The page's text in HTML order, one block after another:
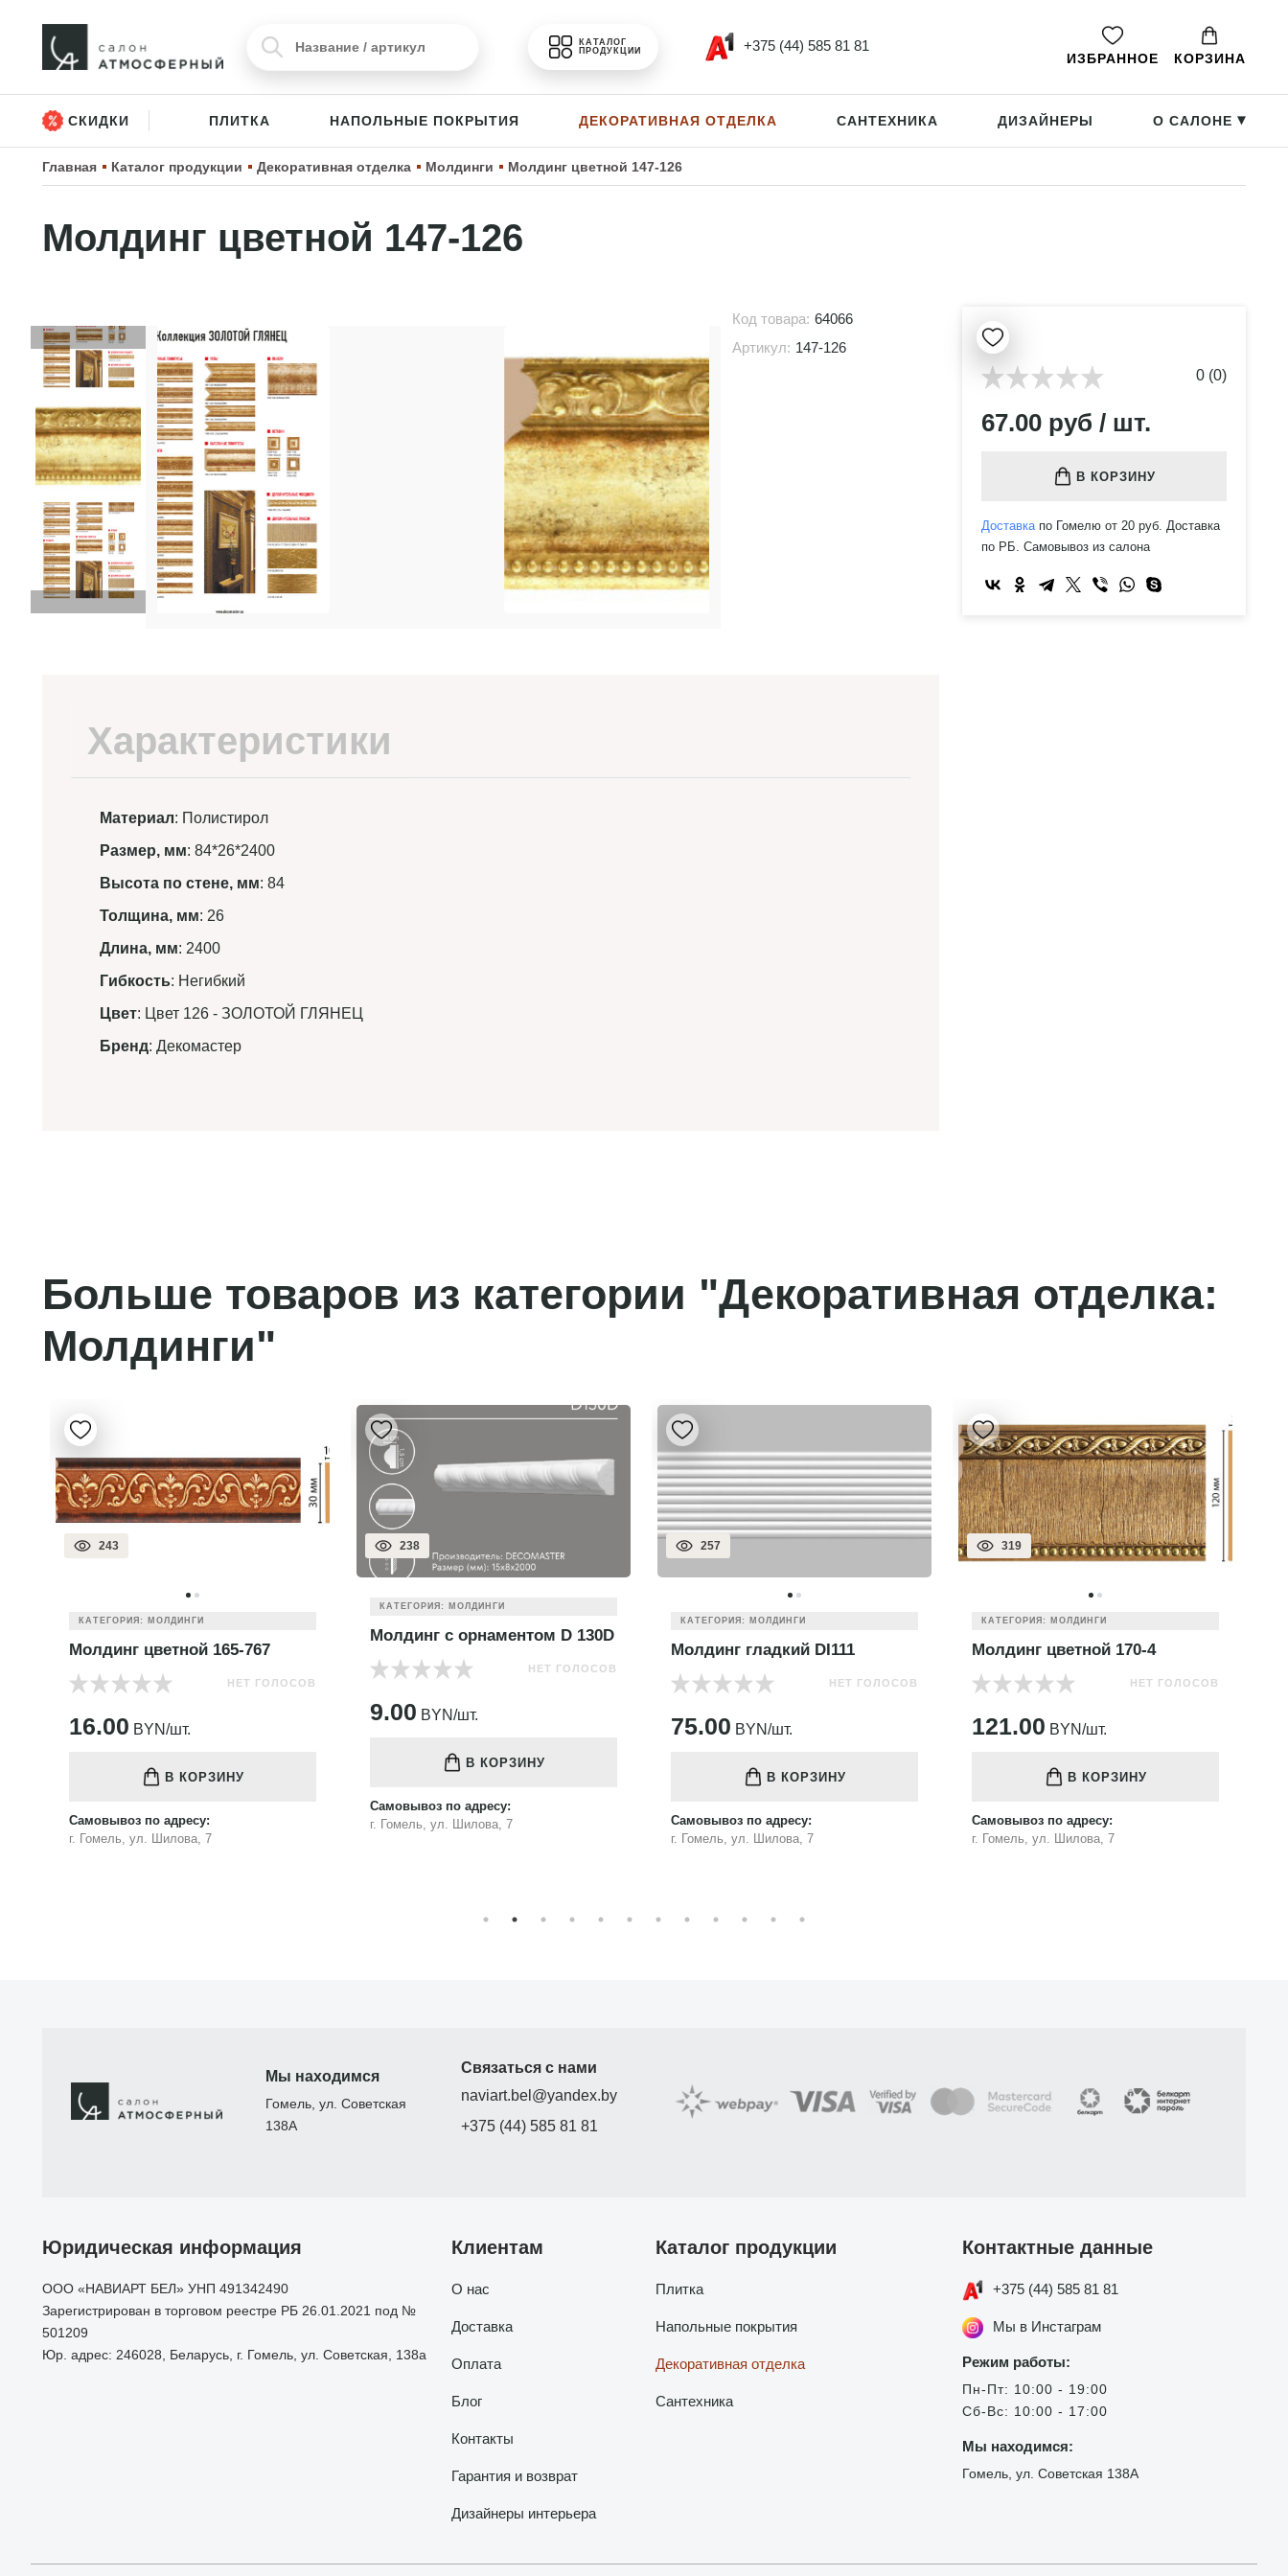
КАТАЛОГ
ПРОДУКЦИИ
+375 (44) 585 81 81
ИЗБРАННОЕ КОРЗИНА
СКИДКИ ПЛИТКА НАПОЛЬНЫЕ ПОКРЫТИЯ ДЕКОРАТИВНАЯ ОТДЕЛКА САНТЕХНИКА ДИЗАЙНЕРЫ О САЛОНЕ ▸
Главная Каталог продукции Декоративная отделка Молдинги Молдинг цветной 147-126
Молдинг цветной 147-126
Код товара: 64066
Артикул: 147-126
Характеристики
Материал: Полистирол
Размер, мм: 84*26*2400
Высота по стене, мм: 84
Толщина, мм: 26
Длина, мм: 2400
Гибкость: Негибкий
Цвет: Цвет 126 - ЗОЛОТОЙ ГЛЯНЕЦ
Бренд: Декомастер
0 (0)
67.00 руб / шт.
В КОРЗИНУ
Доставкапо Гомелю от 20 руб. Доставка
по РБ. Самовывоз из салона
Больше товаров из категории "Декоративная отделка:
Молдинги"
243
КАТЕГОРИЯ: МОЛДИНГИ
Молдинг цветной 165-767
НЕТ ГОЛОСОВ
16.00 BYN/шт.
В КОРЗИНУ
Самовывоз по адресу:
г. Гомель, ул. Шилова, 7
238
КАТЕГОРИЯ: МОЛДИНГИ
Молдинг с орнаментом D 130D
НЕТ ГОЛОСОВ
9.00 BYN/шт.
В КОРЗИНУ
Самовывоз по адресу:
г. Гомель, ул. Шилова, 7
257
КАТЕГОРИЯ: МОЛДИНГИ
Молдинг гладкий DI111
НЕТ ГОЛОСОВ
75.00 BYN/шт.
В КОРЗИНУ
Самовывоз по адресу:
г. Гомель, ул. Шилова, 7
319
КАТЕГОРИЯ: МОЛДИНГИ
Молдинг цветной 170-4
НЕТ ГОЛОСОВ
121.00 BYN/шт.
В КОРЗИНУ
Самовывоз по адресу:
г. Гомель, ул. Шилова, 7
Мы находимся
Гомель, ул. Советская
138А
Связаться с нами
naviart.bel@yandex.by
+375 (44) 585 81 81
Юридическая информация
ООО «НАВИАРТ БЕЛ» УНП 491342490
Зарегистрирован в торговом реестре РБ 26.01.2021 под №
501209
Юр. адрес: 246028, Беларусь, г. Гомель, ул. Советская, 138а
Клиентам
О нас
Доставка
Оплата
Блог
Контакты
Гарантия и возврат
Дизайнеры интерьера
Каталог продукции
Плитка
Напольные покрытия
Декоративная отделка
Сантехника
Контактные данные
+375 (44) 585 81 81
Мы в Инстаграм
Режим работы:
Пн-Пт: 10:00 - 19:00
Сб-Вс: 10:00 - 17:00
Мы находимся:
Гомель, ул. Советская 138А